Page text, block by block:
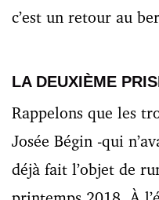
c’est un retour au
LA DEUXIÈME
Rappelons que les
Josée Bégin -qui
déjà fait l’objet de